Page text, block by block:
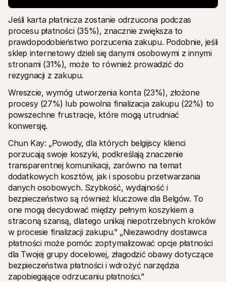
Jeśli karta płatnicza zostanie odrzucona podczas
procesu płatności (35%), znacznie zwiększa to
prawdopodobieństwo porzucenia zakupu. Podobnie, jeśli
sklep internetowy dzieli się danymi osobowymi z innymi
stronami (31%), może to również prowadzić do
rezygnacji z zakupu.
Wreszcie, wymóg utworzenia konta (23%), złożone
procesy (27%) lub powolna finalizacja zakupu (22%) to
powszechne frustracje, które mogą utrudniać
konwersję.
Chun Kay: „Powody, dla których belgijscy klienci
porzucają swoje koszyki, podkreślają znaczenie
transparentnej komunikacji, zarówno na temat
dodatkowych kosztów, jak i sposobu przetwarzania
danych osobowych. Szybkość, wydajność i
bezpieczeństwo są również kluczowe dla Belgów. To
one mogą decydować między pełnym koszykiem a
straconą szansą, dlatego unikaj niepotrzebnych kroków
w procesie finalizacji zakupu.” „Niezawodny dostawca
płatności może pomóc zoptymalizować opcje płatności
dla Twojej grupy docelowej, złagodzić obawy dotyczące
bezpieczeństwa płatności i wdrożyć narzędzia
zapobiegające odrzucaniu płatności.”